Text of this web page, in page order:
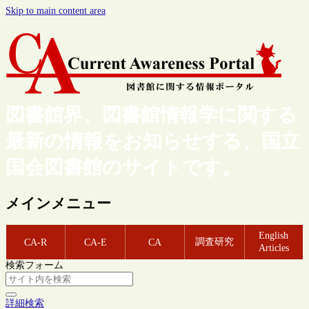
Skip to main content area
図書館界、図書館情報学に関する
最新の情報をお知らせする、国立
国会図書館のサイトです。
メインメニュー
CA-R CA-E CA 調査研究
English
Articles
検索フォーム
詳細検索